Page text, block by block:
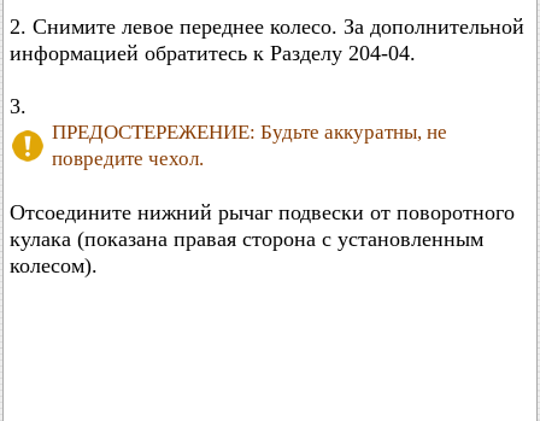
2. Снимите левое переднее колесо. За дополнительной
информацией обратитесь к Разделу 204-04.
3.
ПРЕДОСТЕРЕЖЕНИЕ: Будьте аккуратны, не
повредите чехол.
Отсоедините нижний рычаг подвески от поворотного
кулака (показана правая сторона с установленным
колесом).